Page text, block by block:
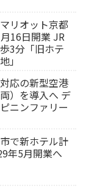
リオット京都
16日開業 JR
3分「旧ホテ
」
応の新型空港
）を導入へ デ
ニンファリー
で新ホテル計
年5月開業へ